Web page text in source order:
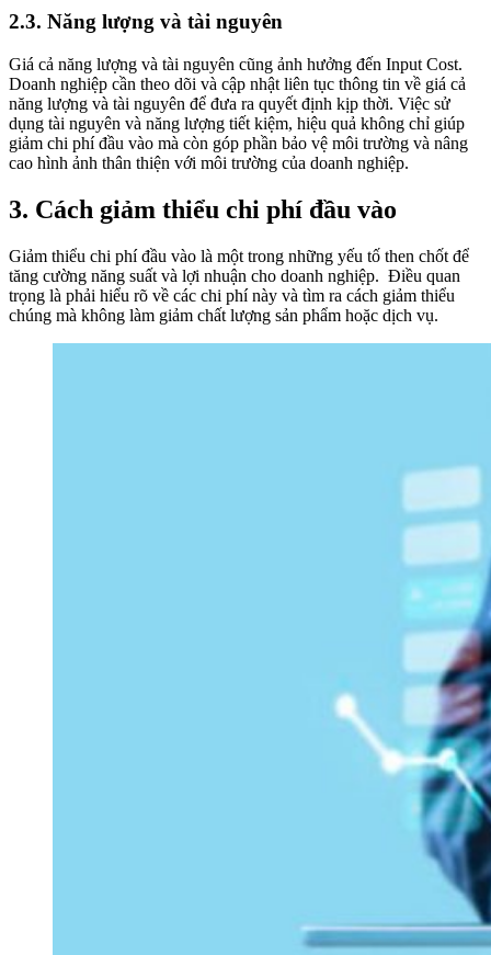
2.3. Năng lượng và tài nguyên
Giá cả năng lượng và tài nguyên cũng ảnh hưởng đến Input Cost.
Doanh nghiệp cần theo dõi và cập nhật liên tục thông tin về giá cả
năng lượng và tài nguyên để đưa ra quyết định kịp thời. Việc sử
dụng tài nguyên và năng lượng tiết kiệm, hiệu quả không chỉ giúp
giảm chi phí đầu vào mà còn góp phần bảo vệ môi trường và nâng
cao hình ảnh thân thiện với môi trường của doanh nghiệp.
3. Cách giảm thiểu chi phí đầu vào
Giảm thiểu chi phí đầu vào là một trong những yếu tố then chốt để
tăng cường năng suất và lợi nhuận cho doanh nghiệp. Điều quan
trọng là phải hiểu rõ về các chi phí này và tìm ra cách giảm thiểu
chúng mà không làm giảm chất lượng sản phẩm hoặc dịch vụ.